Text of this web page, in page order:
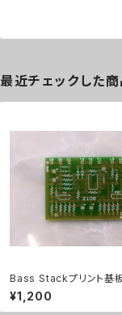
最近チェックした商
Bass Stackプリント基
¥1,200